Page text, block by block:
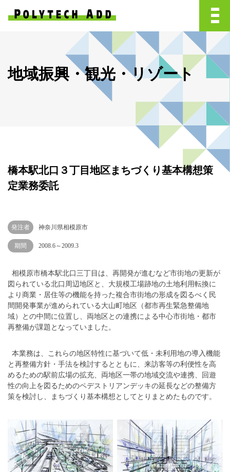
地域振興・観光・リゾート
橋本駅北口３丁目地区まちづくり基本構想策
定業務委託
発注者 神奈川県相模原市
期間 2008.6～2009.3
相模原市橋本駅北口三丁目は、再開発が進むなど市街地の更新が
図られている北口周辺地区と、大規模工場跡地の土地利用転換に
より商業・居住等の機能を持った複合市街地の形成を図るべく民
間開発事業が進められている大山町地区（都市再生緊急整備地
域）との中間に位置し、両地区との連携による中心市街地・都市
再整備が課題となっていました。
本業務は、これらの地区特性に基づいて低・未利用地の導入機能
と再整備方針・手法を検討するとともに、来訪客等の利便性を高
めるための駅前広場の拡充、両地区一帯の地域交流や連携、回遊
性の向上を図るためのペデストリアンデッキの延長などの整備方
策を検討し、まちづくり基本構想としてとりまとめたものです。